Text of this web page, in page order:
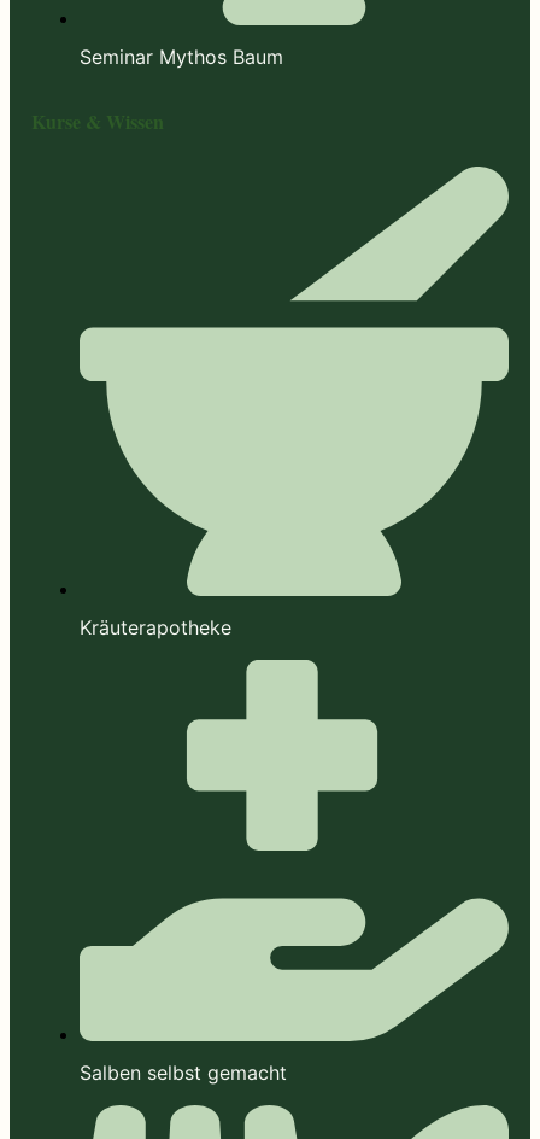
Seminar Mythos Baum
Kurse & Wissen
Kräuterapotheke
Salben selbst gemacht